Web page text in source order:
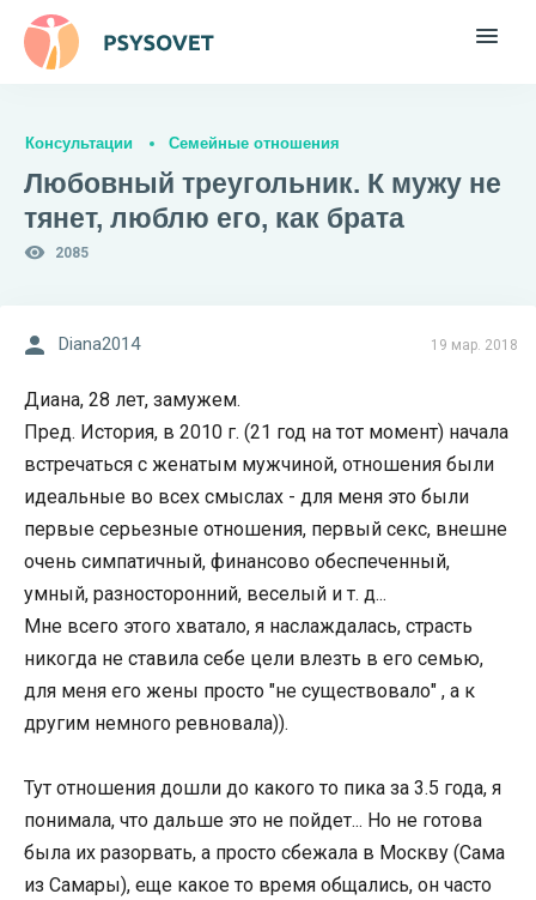
Консультации Семейные отношения
Любовный треугольник. К мужу не
тянет, люблю его, как брата
2085
19 мар. 2018
Diana2014
Диана, 28 лет, замужем.
Пред. История, в 2010 г. (21 год на тот момент) начала
встречаться с женатым мужчиной, отношения были
идеальные во всех смыслах - для меня это были
первые серьезные отношения, первый секс, внешне
очень симпатичный, финансово обеспеченный,
умный, разносторонний, веселый и т. д...
Мне всего этого хватало, я наслаждалась, страсть
никогда не ставила себе цели влезть в его семью,
для меня его жены просто "не существовало" , а к
другим немного ревновала)).
Тут отношения дошли до какого то пика за 3.5 года, я
понимала, что дальше это не пойдет... Но не готова
была их разорвать, а просто сбежала в Москву (Сама
из Самары), еще какое то время общались, он часто